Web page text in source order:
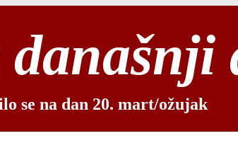
se na dan 20. mart/ožujak